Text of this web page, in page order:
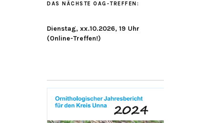
DAS NÄCHSTE OAG-TREFFEN:
Dienstag, xx.10.2026, 19 Uhr
(Online-Treffen!)